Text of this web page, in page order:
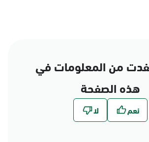
من المعلومات في
هذه الصفحة